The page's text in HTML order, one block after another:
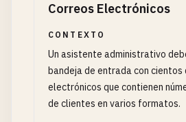
Correos Electrónicos
CONTEXTO
Un asistente administrativo
bandeja de entrada con cientos
electrónicos que contienen
de clientes en varios formatos.